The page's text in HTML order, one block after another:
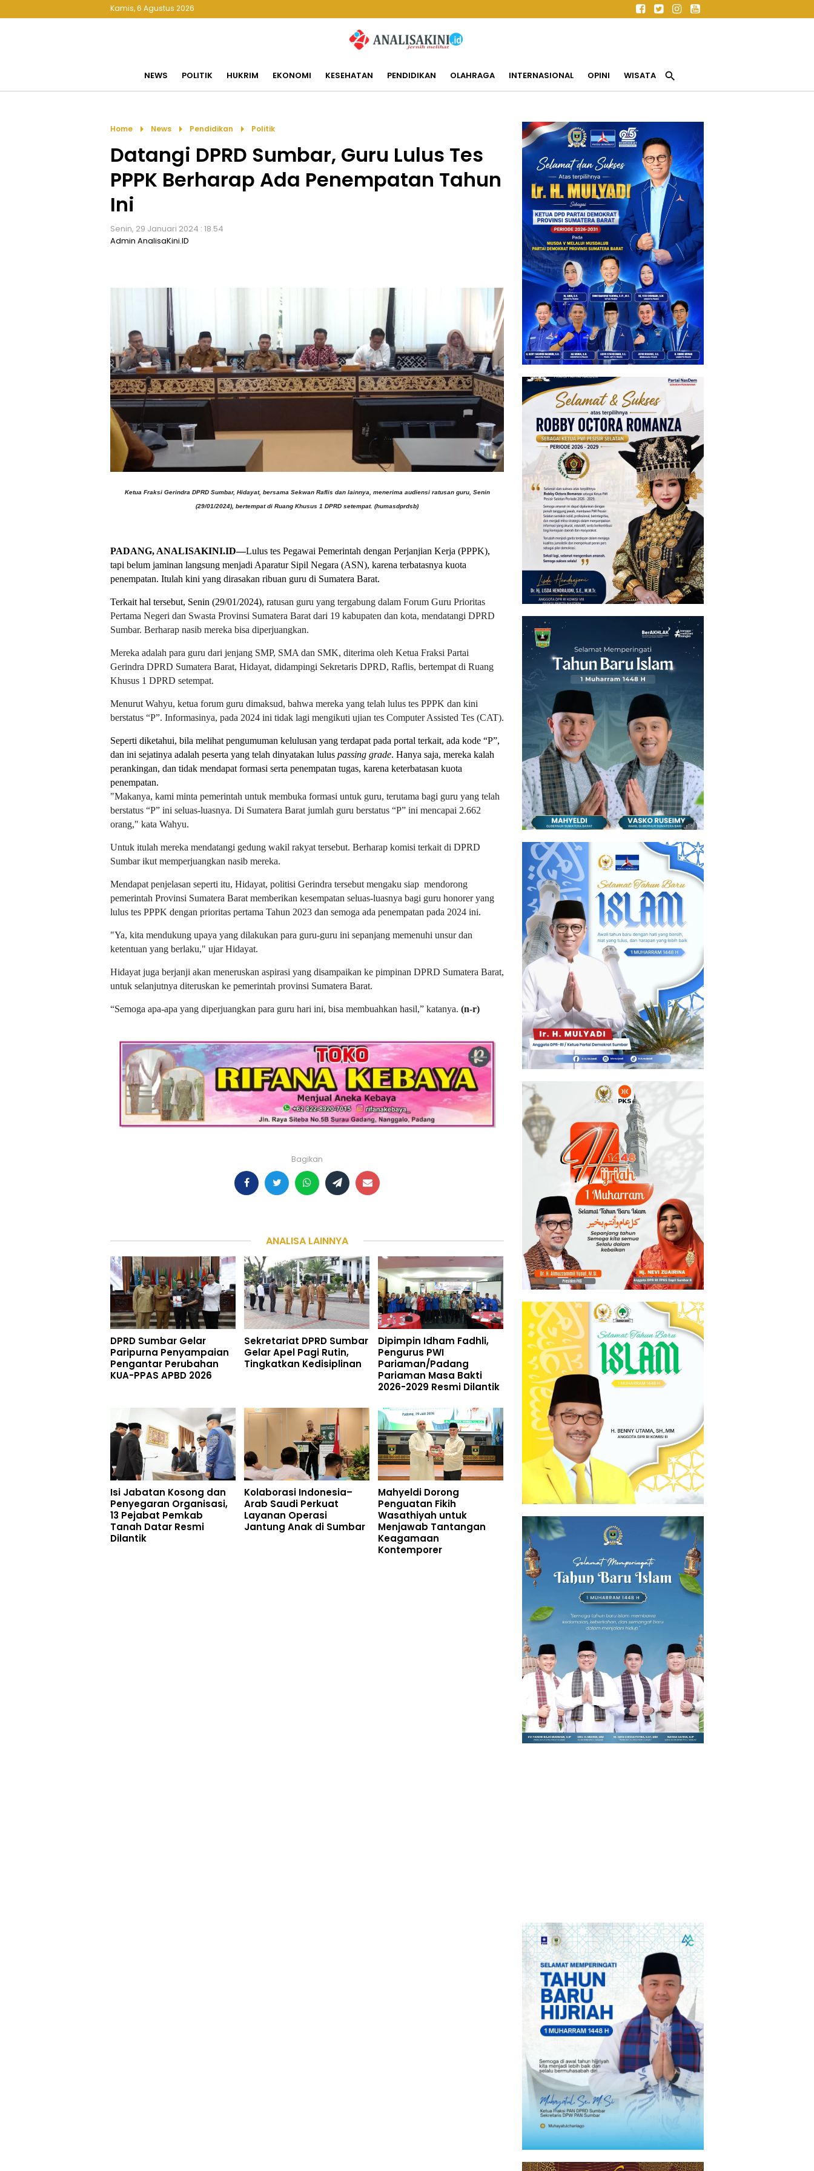
Kamis, 6 Agustus 2026
NEWS POLITIK HUKRIM EKONOMI KESEHATAN PENDIDIKAN OLAHRAGA INTERNASIONAL OPINI WISATA search
Home arrow_right News arrow_right Pendidikan arrow_right Politik
Datangi DPRD Sumbar, Guru Lulus Tes
PPPK Berharap Ada Penempatan Tahun
Ini
Senin, 29 Januari 2024 : 18.54
Admin AnalisaKini.ID
Ketua Fraksi Gerindra DPRD Sumbar, Hidayat, bersama Sekwan Raflis dan lainnya, menerima audiensi ratusan guru, Senin
(29/01/2024), bertempat di Ruang Khusus 1 DPRD setempat. (humasdprdsb)
PADANG, ANALISAKINI.ID—Lulus tes Pegawai Pemerintah dengan Perjanjian Kerja (PPPK),
tapi belum jaminan langsung menjadi Aparatur Sipil Negara (ASN), karena terbatasnya kuota
penempatan. Itulah kini yang dirasakan ribuan guru di Sumatera Barat.
Terkait hal tersebut, Senin (29/01/2024), ratusan guru yang tergabung dalam Forum Guru Prioritas
Pertama Negeri dan Swasta Provinsi Sumatera Barat dari 19 kabupaten dan kota, mendatangi DPRD
Sumbar. Berharap nasib mereka bisa diperjuangkan.
Mereka adalah para guru dari jenjang SMP, SMA dan SMK, diterima oleh Ketua Fraksi Partai
Gerindra DPRD Sumatera Barat, Hidayat, didampingi Sekretaris DPRD, Raflis, bertempat di Ruang
Khusus 1 DPRD setempat.
Menurut Wahyu, ketua forum guru dimaksud, bahwa mereka yang telah lulus tes PPPK dan kini
berstatus “P”. Informasinya, pada 2024 ini tidak lagi mengikuti ujian tes Computer Assisted Tes (CAT).
Seperti diketahui, bila melihat pengumuman kelulusan yang terdapat pada portal terkait, ada kode “P”,
dan ini sejatinya adalah peserta yang telah dinyatakan lulus passing grade. Hanya saja, mereka kalah
perankingan, dan tidak mendapat formasi serta penempatan tugas, karena keterbatasan kuota
penempatan.
"Makanya, kami minta pemerintah untuk membuka formasi untuk guru, terutama bagi guru yang telah
berstatus “P” ini seluas-luasnya. Di Sumatera Barat jumlah guru berstatus “P” ini mencapai 2.662
orang," kata Wahyu.
Untuk itulah mereka mendatangi gedung wakil rakyat tersebut. Berharap komisi terkait di DPRD
Sumbar ikut memperjuangkan nasib mereka.
Mendapat penjelasan seperti itu, Hidayat, politisi Gerindra tersebut mengaku siap mendorong
pemerintah Provinsi Sumatera Barat memberikan kesempatan seluas-luasnya bagi guru honorer yang
lulus tes PPPK dengan prioritas pertama Tahun 2023 dan semoga ada penempatan pada 2024 ini.
"Ya, kita mendukung upaya yang dilakukan para guru-guru ini sepanjang memenuhi unsur dan
ketentuan yang berlaku," ujar Hidayat.
Hidayat juga berjanji akan meneruskan aspirasi yang disampaikan ke pimpinan DPRD Sumatera Barat,
untuk selanjutnya diteruskan ke pemerintah provinsi Sumatera Barat.
“Semoga apa-apa yang diperjuangkan para guru hari ini, bisa membuahkan hasil,” katanya. (n-r)
Bagikan
ANALISA LAINNYA
DPRD Sumbar Gelar
Paripurna Penyampaian
Pengantar Perubahan
KUA-PPAS APBD 2026
Sekretariat DPRD Sumbar
Gelar Apel Pagi Rutin,
Tingkatkan Kedisiplinan
Dipimpin Idham Fadhli,
Pengurus PWI
Pariaman/Padang
Pariaman Masa Bakti
2026-2029 Resmi Dilantik
Isi Jabatan Kosong dan
Penyegaran Organisasi,
13 Pejabat Pemkab
Tanah Datar Resmi
Dilantik
Kolaborasi Indonesia–
Arab Saudi Perkuat
Layanan Operasi
Jantung Anak di Sumbar
Mahyeldi Dorong
Penguatan Fikih
Wasathiyah untuk
Menjawab Tantangan
Keagamaan
Kontemporer